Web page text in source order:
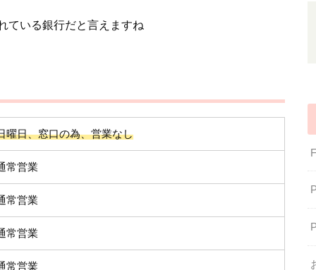
ている銀行だと言えますね
曜日、窓口の為、営業なし
常営業
常営業
常営業
常営業